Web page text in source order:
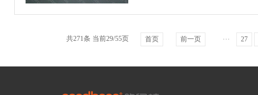
共271条 当前29/55页 首页 前一页 ··· 27